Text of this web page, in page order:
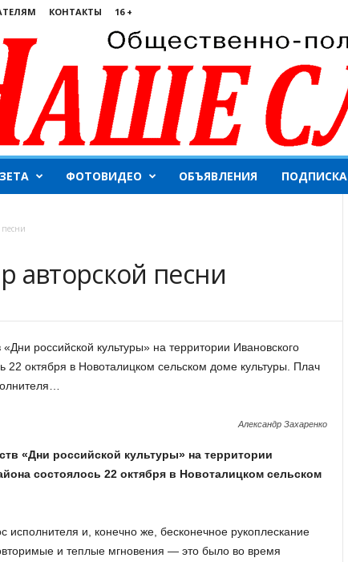
КОНТАКТЫ 16 +
ФОТОВИДЕО ОБЪЯВЛЕНИЯ ПОДПИСКА
песни
российской культуры» на территории Ивановского
22 октября в Новоталицком сельском доме культуры. Плач
Александр Захаренко
«Дни российской культуры» на территории
состоялось 22 октября в Новоталицком сельском
исполнителя и, конечно же, бесконечное рукоплескание
и теплые мгновения — это было во время